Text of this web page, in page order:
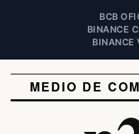
BCB
BINANCE
BINANCE
MEDIO DE